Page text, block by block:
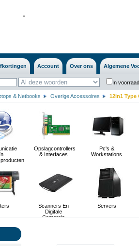
''
Account Over ons Algemene
In
& Netbooks Overige Accessoires 12in1 Type
Opslagcontrollers
& Interfaces
Pc's &
Workstations
Scanners En
Digitale
Camera's
Servers